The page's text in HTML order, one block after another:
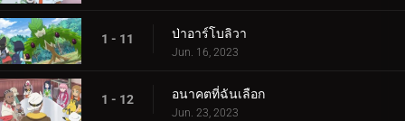
1 - 11 ป่าอาร์โบลิวา
Jun. 16, 2023
1 - 12 อนาคตที่ฉันเลือก
Jun. 23, 2023